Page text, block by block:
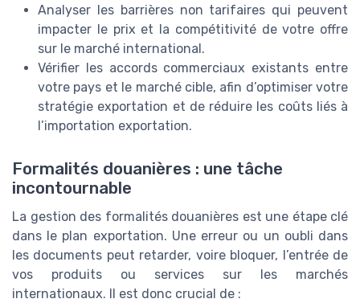
Analyser les barrières non tarifaires qui peuvent
impacter le prix et la compétitivité de votre offre
sur le marché international.
Vérifier les accords commerciaux existants entre
votre pays et le marché cible, afin d’optimiser votre
stratégie exportation et de réduire les coûts liés à
l’importation exportation.
Formalités douanières : une tâche
incontournable
La gestion des formalités douanières est une étape clé
dans le plan exportation. Une erreur ou un oubli dans
les documents peut retarder, voire bloquer, l’entrée de
vos produits ou services sur les marchés
internationaux. Il est donc crucial de :